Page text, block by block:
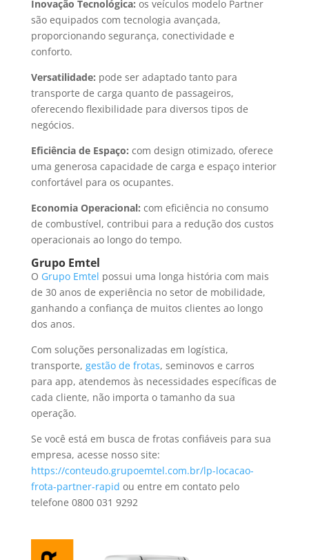
Inovação Tecnológica: os veículos modelo Partner
são equipados com tecnologia avançada,
proporcionando segurança, conectividade e
conforto.
Versatilidade: pode ser adaptado tanto para
transporte de carga quanto de passageiros,
oferecendo flexibilidade para diversos tipos de
negócios.
Eficiência de Espaço: com design otimizado, oferece
uma generosa capacidade de carga e espaço interior
confortável para os ocupantes.
Economia Operacional: com eficiência no consumo
de combustível, contribui para a redução dos custos
operacionais ao longo do tempo.
Grupo Emtel
O Grupo Emtel possui uma longa história com mais
de 30 anos de experiência no setor de mobilidade,
ganhando a confiança de muitos clientes ao longo
dos anos.
Com soluções personalizadas em logística,
transporte, gestão de frotas, seminovos e carros
para app, atendemos às necessidades específicas de
cada cliente, não importa o tamanho da sua
operação.
Se você está em busca de frotas confiáveis para sua
empresa, acesse nosso site:
https://conteudo.grupoemtel.com.br/lp-locacao-
frota-partner-rapid ou entre em contato pelo
telefone 0800 031 9292